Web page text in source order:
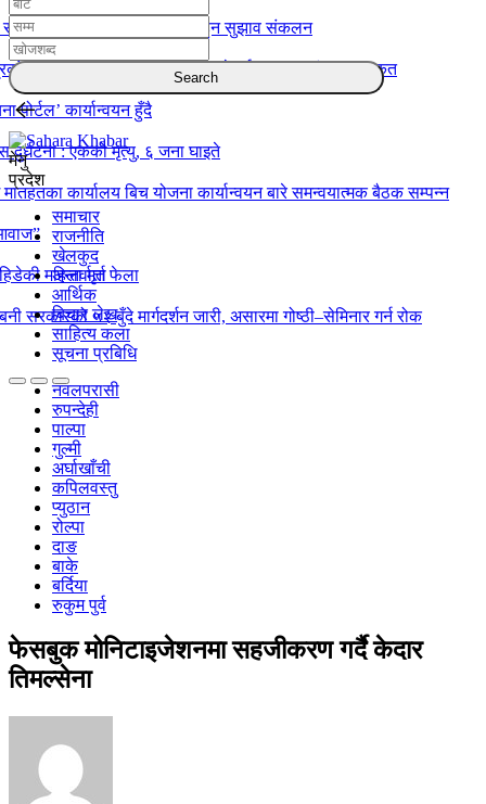
र संगठन सुदृढीकरणमा एकताबद्ध हुन सुझाव संकलन
बार्षिक समिक्षा सम्पन्न: उत्कृष्ट हुने दुई स्वास्थ्य संस्था पुरस्कृत
पोर्टल’ कार्यान्वयन हुँदै
दुर्घटना : एकको मृत्यु, ६ जना घाइते
कार्यालय बिच योजना कार्यान्वयन बारे समन्वयात्मक बैठक सम्पन्न
महिला मृत फेला
सरकारको ५२ बुँदे मार्गदर्शन जारी, असारमा गोष्ठी–सेमिनार गर्न रोक
मेनु
प्रदेश
समाचार
राजनीति
खेलकुद
अन्तर्वार्ता
आर्थिक
बिचार लेख
साहित्य कला
सूचना प्रबिधि
नवलपरासी
रुपन्देही
पाल्पा
गुल्मी
अर्घाखाँची
कपिलवस्तु
प्युठान
रोल्पा
दाङ
बाके
बर्दिया
रुकुम पुर्व
फेसबुक मोनिटाइजेशनमा सहजीकरण गर्दै केदार
तिमल्सेना